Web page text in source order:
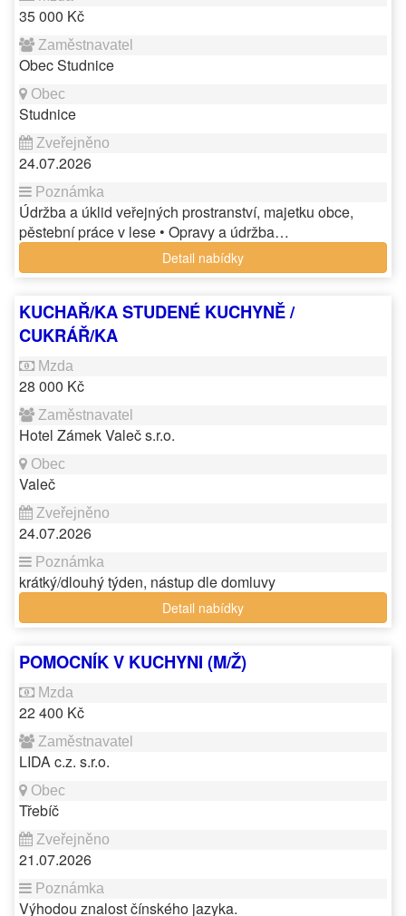
35 000 Kč
Obec Studnice
Studnice
24.07.2026
Údržba a úklid veřejných prostranství, majetku obce,
pěstební práce v lese • Opravy a údržba…
Detail nabídky
KUCHAŘ/KA STUDENÉ KUCHYNĚ /
CUKRÁŘ/KA
28 000 Kč
Hotel Zámek Valeč s.r.o.
Valeč
24.07.2026
krátký/dlouhý týden, nástup dle domluvy
Detail nabídky
POMOCNÍK V KUCHYNI (M/Ž)
22 400 Kč
LIDA c.z. s.r.o.
Třebíč
21.07.2026
Výhodou znalost čínského jazyka.